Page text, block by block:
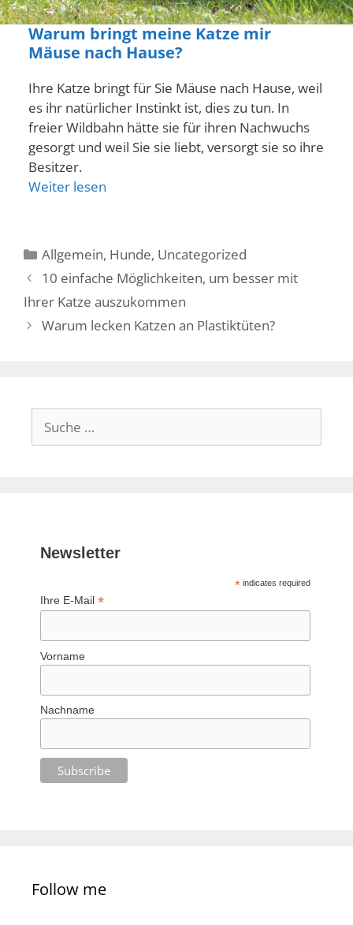
Warum bringt meine Katze mir
Mäuse nach Hause?
Ihre Katze bringt für Sie Mäuse nach Hause, weil
es ihr natürlicher Instinkt ist, dies zu tun. In
freier Wildbahn hätte sie für ihren Nachwuchs
gesorgt und weil Sie sie liebt, versorgt sie so ihre
Besitzer.
Weiter lesen
Kategorien
Allgemein, Hunde, Uncategorized
10 einfache Möglichkeiten, um besser mit
Ihrer Katze auszukommen
Warum lecken Katzen an Plastiktüten?
Suche
nach:
Newsletter
*indicates required
Ihre E-Mail*
Vorname
Nachname
Follow me